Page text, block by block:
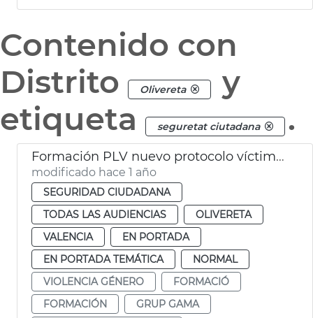
Contenido con
Distrito
Olivereta
y
etiqueta
seguretat ciutadana .
Formación PLV nuevo protocolo víctimas violencia género
modificado hace 1 año
SEGURIDAD CIUDADANA
TODAS LAS AUDIENCIAS
OLIVERETA
VALENCIA
EN PORTADA
EN PORTADA TEMÁTICA
NORMAL
VIOLENCIA GÉNERO
FORMACIÓ
FORMACIÓN
GRUP GAMA